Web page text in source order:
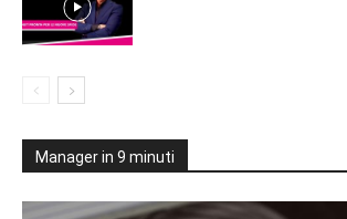
Manager in 9 minuti